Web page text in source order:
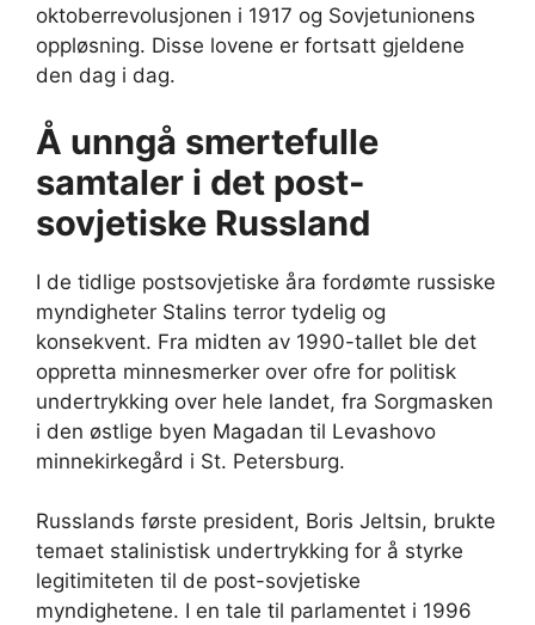
oktoberrevolusjonen i 1917 og Sovjetunionens
oppløsning. Disse lovene er fortsatt gjeldene
den dag i dag.
Å unngå smertefulle
samtaler i det post-
sovjetiske Russland
I de tidlige postsovjetiske åra fordømte russiske
myndigheter Stalins terror tydelig og
konsekvent. Fra midten av 1990-tallet ble det
oppretta minnesmerker over ofre for politisk
undertrykking over hele landet, fra Sorgmasken
i den østlige byen Magadan til Levashovo
minnekirkegård i St. Petersburg.
Russlands første president, Boris Jeltsin, brukte
temaet stalinistisk undertrykking for å styrke
legitimiteten til de post-sovjetiske
myndighetene. I en tale til parlamentet i 1996